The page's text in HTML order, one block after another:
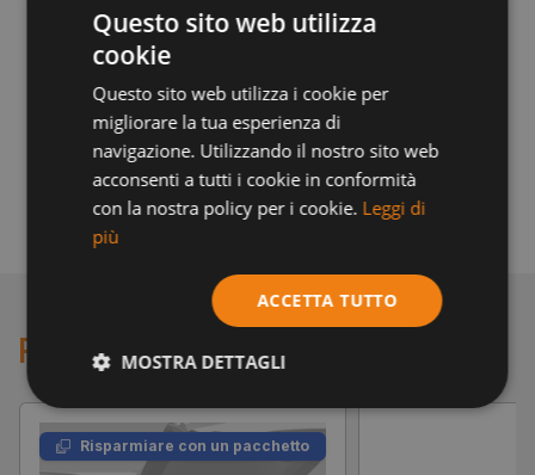
su misura per adattarsi alla tua auto come
un guanto, questo duo dinamico è duro,
protettivo e pronto per qualsiasi cosa.
Resta pulito, resta elegante e lascia che il
divertimento vada avanti!
Potrebbe piacerti anche
Risparmiare con un pacchetto
Questo sito web utilizza
cookie
Questo sito web utilizza i cookie per
migliorare la tua esperienza di
navigazione. Utilizzando il nostro sito web
acconsenti a tutti i cookie in conformità
con la nostra policy per i cookie. Leggi di
più
ACCETTA TUTTO
MOSTRA DETTAGLI